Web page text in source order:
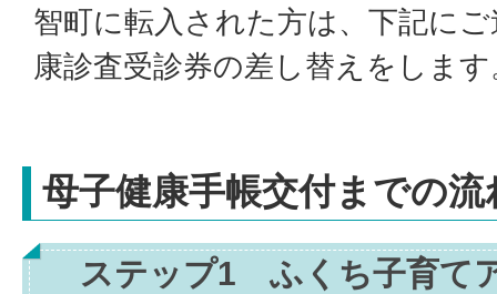
智町に転入された方は、下記に
康診査受診券の差し替えをします
母子健康手帳交付までの流
ステップ1 ふくち子育て